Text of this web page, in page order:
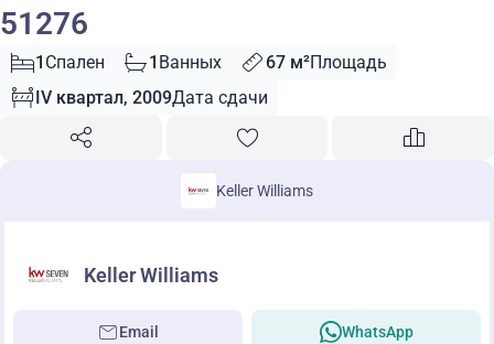
51276
1 Спален 1 Ванных 67 м²Площадь
IV квартал, 2009Дата сдачи
Keller Williams
Keller Williams
Email WhatsApp